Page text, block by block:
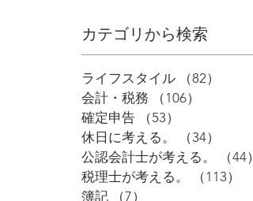
​カテゴリから検索
ライフスタイル （82）
会計・税務
（106）
確定申告
（53）
休日に考える。
（34）
公認会計士が考える。
（44）
税理士が考える。
（113）
簿記
（7）